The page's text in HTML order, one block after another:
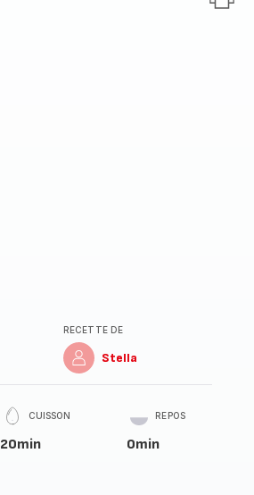
RECETTE DE
Stella
CUISSON
20min
REPOS
0min